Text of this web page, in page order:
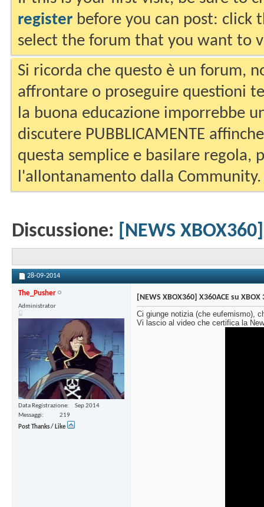
register before you can post: click
select the forum that you want to
Si ricorda che questo è un forum,
affrontare o proseguire questioni
la buona educazione imporrebbe
discutere PUBBLICAMENTE
questa semplice e basilare regola,
l'allontanamento dalla Community.
Discussione: [NEWS
28-09-2014
The_Pusher
Administrator
Data Registrazione
Sep 2014
Messaggi
219
Post Thanks / Like
[NEWS XBOX360] X360ACE su XBOX
Ci giunge notizia (che eufemismo),
Vi lascio al video che certifica la